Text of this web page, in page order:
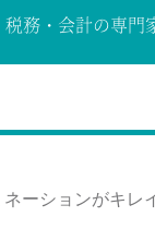
税務・会計の専門
ーションがキ